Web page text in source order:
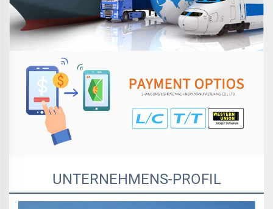
UNTERNEHMENS-PROFIL